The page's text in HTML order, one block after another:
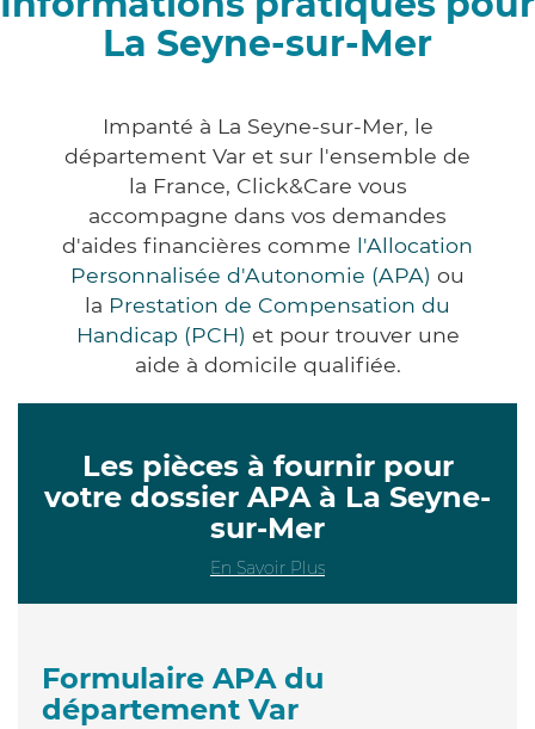
La Seyne-sur-Mer
Impanté à La Seyne-sur-Mer, le
département Var et sur l'ensemble de
la France, Click&Care vous
accompagne dans vos demandes
d'aides financières comme l'Allocation
Personnalisée d'Autonomie (APA) ou
la Prestation de Compensation du
Handicap (PCH) et pour trouver une
aide à domicile qualifiée.
Les pièces à fournir pour
votre dossier APA à La Seyne-
sur-Mer
En Savoir Plus
Formulaire APA du
département Var